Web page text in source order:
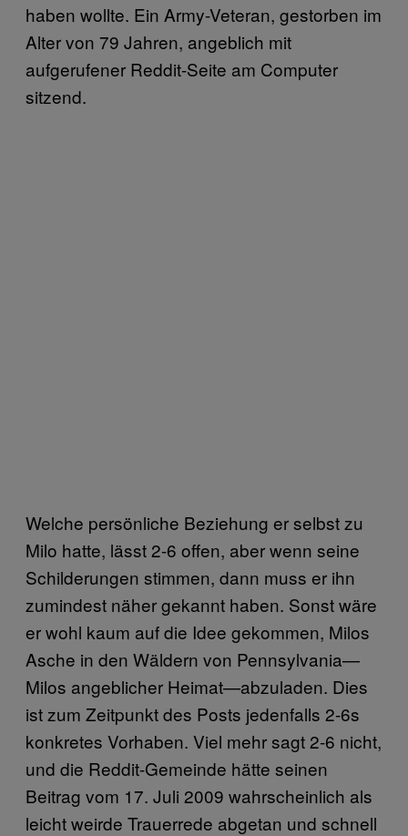
haben wollte. Ein Army-Veteran, gestorben im
Alter von 79 Jahren, angeblich mit
aufgerufener Reddit-Seite am Computer
sitzend.
Welche persönliche Beziehung er selbst zu
Milo hatte, lässt 2-6 offen, aber wenn seine
Schilderungen stimmen, dann muss er ihn
zumindest näher gekannt haben. Sonst wäre
er wohl kaum auf die Idee gekommen, Milos
Asche in den Wäldern von Pennsylvania—
Milos angeblicher Heimat—abzuladen. Dies
ist zum Zeitpunkt des Posts jedenfalls 2-6s
konkretes Vorhaben. Viel mehr sagt 2-6 nicht,
und die Reddit-Gemeinde hätte seinen
Beitrag vom 17. Juli 2009 wahrscheinlich als
leicht weirde Trauerrede abgetan und schnell